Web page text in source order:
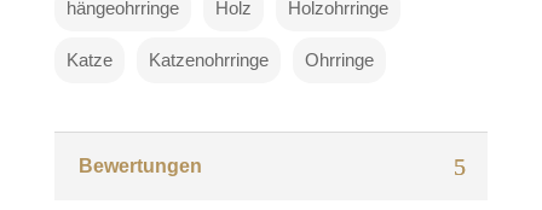
hängeohrringe Holz Holzohrringe
Katze Katzenohrringe Ohrringe
Bewertungen